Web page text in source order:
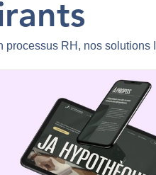
RH, nos